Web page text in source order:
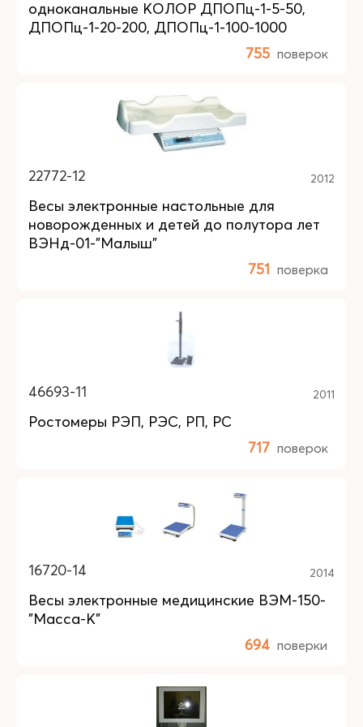
одноканальные КОЛОР ДПОПц-1-5-50,
ДПОПц-1-20-200, ДПОПц-1-100-1000
755 поверок
22772-12 2012
Весы электронные настольные для
новорожденных и детей до полутора лет
ВЭНд-01-"Малыш"
751 поверка
46693-11 2011
Ростомеры РЭП, РЭС, РП, РС
717 поверок
16720-14 2014
Весы электронные медицинские ВЭМ-150-
"Масса-К"
694 поверки